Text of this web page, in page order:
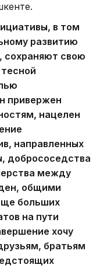
в том
развитию
сохраняют свою
привержен
нацелен
направленных
добрососедства
между
общими
больших
на пути
хочу
братьям